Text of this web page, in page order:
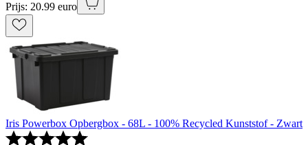
Prijs: 20.99 euro
Iris Powerbox Opbergbox - 68L - 100% Recycled Kunststof - Zwart